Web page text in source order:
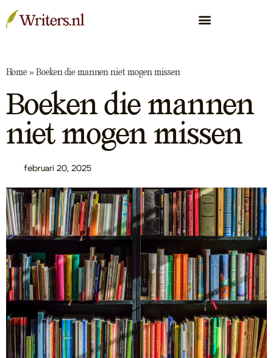
Home » Boeken die mannen niet mogen missen
Boeken die mannen
niet mogen missen
februari 20, 2025